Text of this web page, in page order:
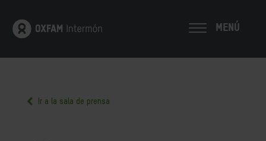
MENÚ
Ir a la sala de prensa